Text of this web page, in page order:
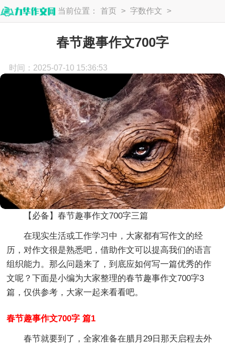
当前位置： 首页 > 字数作文 >
春节趣事作文700字
时间：2025-07-10 15:36:53
【必备】春节趣事作文700字三篇
在现实生活或工作学习中，大家都有写作文的经
历，对作文很是熟悉吧，借助作文可以提高我们的语言
组织能力。那么问题来了，到底应如何写一篇优秀的作
文呢？下面是小编为大家整理的春节趣事作文700字3
篇，仅供参考，大家一起来看看吧。
春节趣事作文700字 篇1
春节就要到了，全家准备在腊月29日那天启程去外